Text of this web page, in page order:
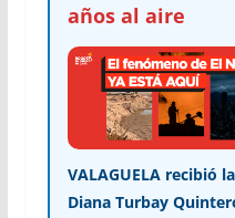
años al aire
VALAGUELA recibió
Diana Turbay